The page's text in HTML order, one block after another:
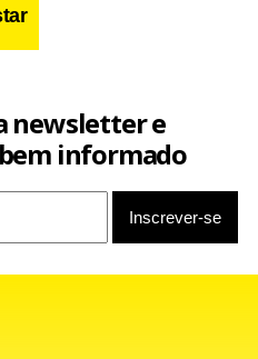
newsletter e
informado